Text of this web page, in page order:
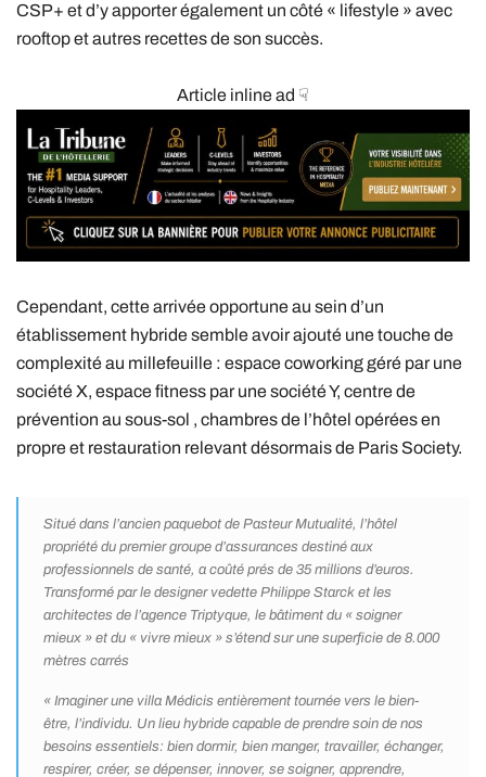
CSP+ et d’y apporter également un côté « lifestyle » avec
rooftop et autres recettes de son succès.
Article inline ad ☟
Cependant, cette arrivée opportune au sein d’un
établissement hybride semble avoir ajouté une touche de
complexité au millefeuille : espace coworking géré par une
société X, espace fitness par une société Y, centre de
prévention au sous-sol , chambres de l’hôtel opérées en
propre et restauration relevant désormais de Paris Society.
Situé dans l’ancien paquebot de Pasteur Mutualité, l’hôtel
propriété du premier groupe d’assurances destiné aux
professionnels de santé, a coûté prés de 35 millions d’euros.
Transformé par le designer vedette Philippe Starck et les
architectes de l’agence Triptyque, le bâtiment du « soigner
mieux » et du « vivre mieux » s’étend sur une superficie de 8.000
mètres carrés
« Imaginer une villa Médicis entièrement tournée vers le bien-
être, l’individu. Un lieu hybride capable de prendre soin de nos
besoins essentiels: bien dormir, bien manger, travailler, échanger,
respirer, créer, se dépenser, innover, se soigner, apprendre,